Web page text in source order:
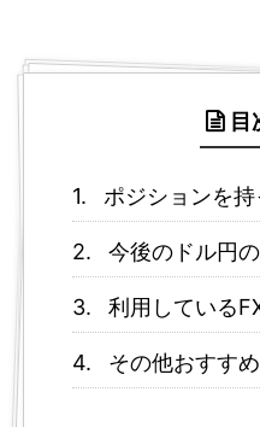
目
ポジションを
今後のドル円
利用している
その他おすす